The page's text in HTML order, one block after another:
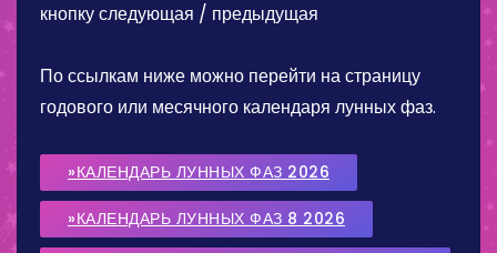
кнопку следующая / предыдущая
По ссылкам ниже можно перейти на страницу
годового или месячного календаря лунных фаз.
»КАЛЕНДАРЬ ЛУННЫХ ФАЗ 2026
»КАЛЕНДАРЬ ЛУННЫХ ФАЗ 8 2026